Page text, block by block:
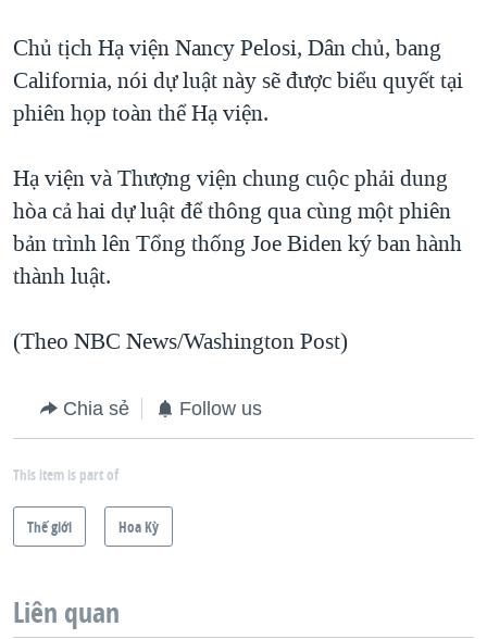
Chủ tịch Hạ viện Nancy Pelosi, Dân chủ, bang
California, nói dự luật này sẽ được biểu quyết tại
phiên họp toàn thể Hạ viện.
Hạ viện và Thượng viện chung cuộc phải dung
hòa cả hai dự luật để thông qua cùng một phiên
bản trình lên Tổng thống Joe Biden ký ban hành
thành luật.
(Theo NBC News/Washington Post)
Chia sẻ Follow us
This item is part of
Thế giới Hoa Kỳ
Liên quan